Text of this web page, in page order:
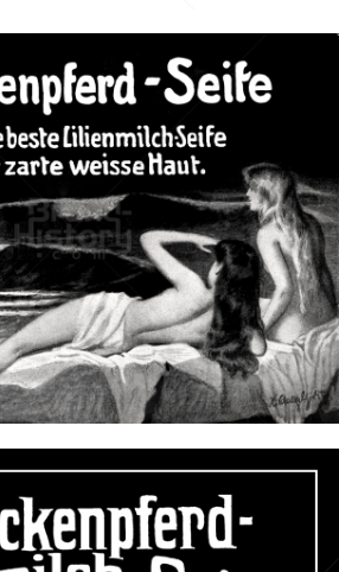
STECKENPFERD-SEIFE
Bergmann & Co., Radebeul-
Dresden
1913
Bild-ID: 3237